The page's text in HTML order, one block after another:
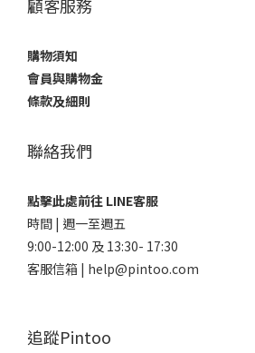
顧客服務
購物須知
會員與購物金
條款及細則
聯絡我們
點擊此處前往 LINE客服
時間 | 週一至週五
9:00-12:00 及 13:30- 17:30
客服信箱 | help@pintoo.com
追蹤Pintoo